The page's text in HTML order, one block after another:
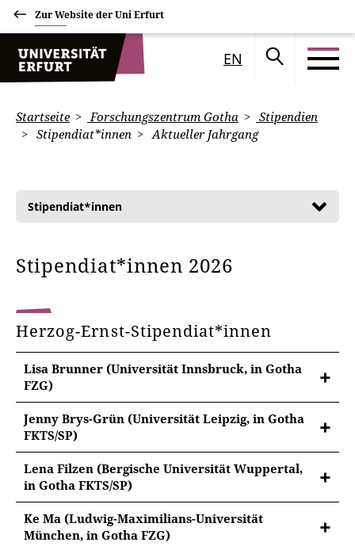
Zur Website der Uni Erfurt
EN
Startseite Forschungszentrum Gotha
Stipendien
Stipendiat*innen
Aktueller Jahrgang
Stipendiat*innen
Stipendiat*innen 2026
Herzog-Ernst-Stipendiat*innen
Lisa Brunner (Universität Innsbruck, in Gotha
FZG)
Jenny Brys-Grün (Universität Leipzig, in Gotha
FKTS/SP)
"Geschäftsmodelle und Krisen" – der wirtschaftliche
Wandel und Erfolg des Perthes Verlages zwischen
Nachmärz und Gründerzeit
Lena Filzen (Bergische Universität Wuppertal,
in Gotha FKTS/SP)
Die Geschichte der Wahûma: Konzeptionelle
Untersuchung einer Fremdbeschreibung im Wandel
Ke Ma (Ludwig-Maximilians-Universität
München, in Gotha FZG)